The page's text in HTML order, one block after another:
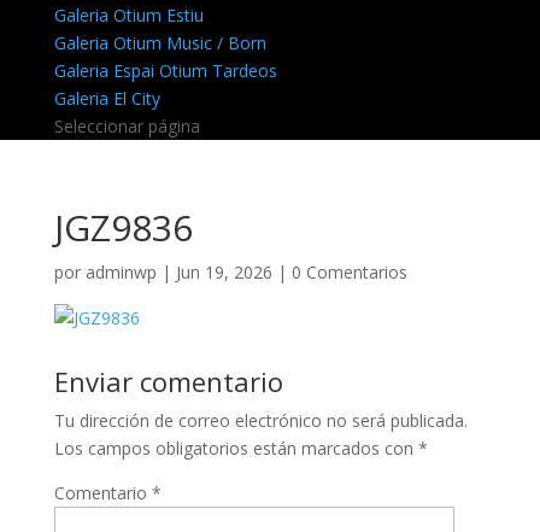
Galeria Otium Estiu
Galeria Otium Music / Born
Galeria Espai Otium Tardeos
Galeria El City
Seleccionar página
JGZ9836
por adminwp | Jun 19, 2026 | 0 Comentarios
Enviar comentario
Tu dirección de correo electrónico no será publicada.
Los campos obligatorios están marcados con *
Comentario *